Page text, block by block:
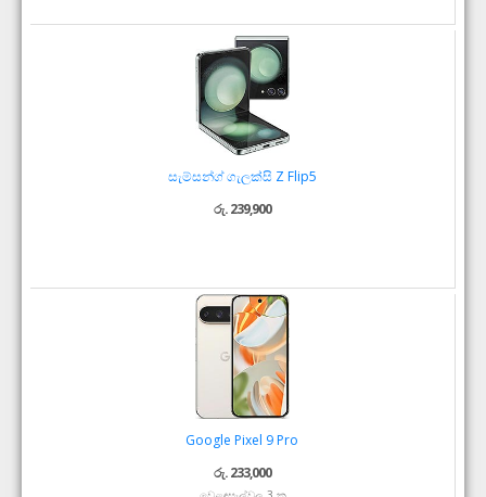
සැම්සන්ග් ගැලක්සි Z Flip5
රු. 239,900
Google Pixel 9 Pro
රු. 233,000